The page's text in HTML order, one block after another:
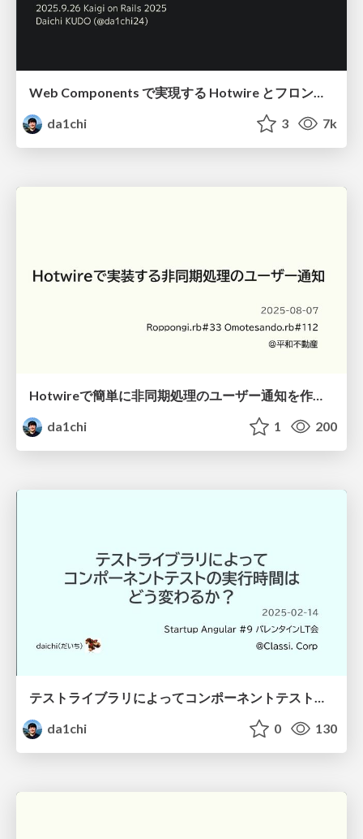
Web Components で実現する Hotwire とフロントエンドフレームワークの橋渡し / Bridging with Web Components
da1chi
3 7k
Hotwireで簡単に非同期処理のユーザー通知を作る / broadcast using Turbo
da1chi
1 200
テストライブラリによってコンポーネントテストの実行時間はどう変わるか / component-test-performance-by-library
da1chi
0 130